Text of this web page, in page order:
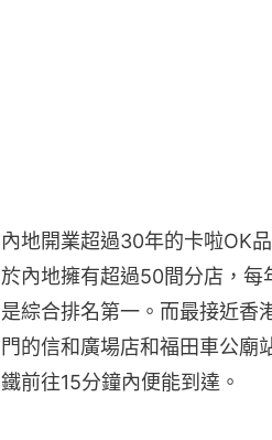
內地開業超過30年的卡啦OK
於內地擁有超過50間分店，
是綜合排名第一。而最接近香
門的信和廣場店和福田車公廟
鐵前往15分鐘內便能到達。